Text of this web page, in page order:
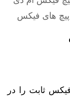
ثابت را در